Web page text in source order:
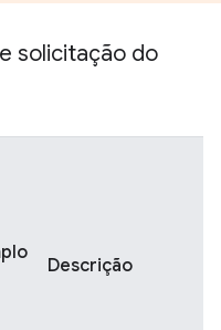
solicitação do
Descrição